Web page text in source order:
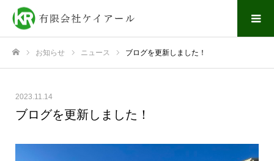
お知らせ ニュース ブログを更新しました！
2023.11.14
ブログを更新しました！